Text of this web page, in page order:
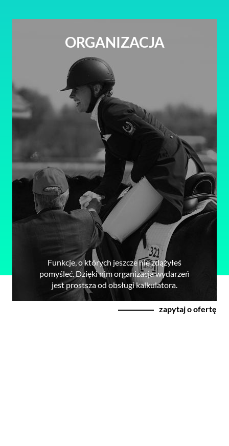
ORGANIZACJA
Funkcje, o których jeszcze nie zdążyłeś
pomyśleć. Dzięki nim organizacja wydarzeń
jest prostsza od obsługi kalkulatora.
zapytaj o ofertę